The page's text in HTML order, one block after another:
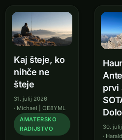
spet pospraviš —
in se premakneš
kilometer naprej,
da vse skupaj
ponoviš. Zveni kot
orientacijskega
teka in
radioamaterstva?…
Kaj šteje, ko
nihče ne
šteje
31. julij 2026
· Michael | OE8YML
AMATERSKO
RADIJSTVO
prvi
30.
·